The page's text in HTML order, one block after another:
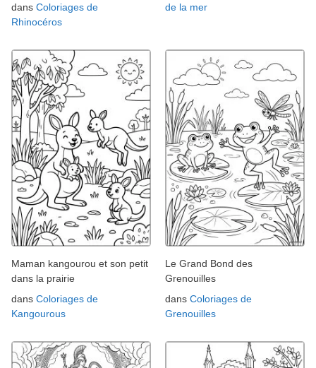
dans Coloriages de
Rhinocéros
de la mer
Maman kangourou et son petit
dans la prairie
dans Coloriages de
Kangourous
Le Grand Bond des
Grenouilles
dans Coloriages de
Grenouilles